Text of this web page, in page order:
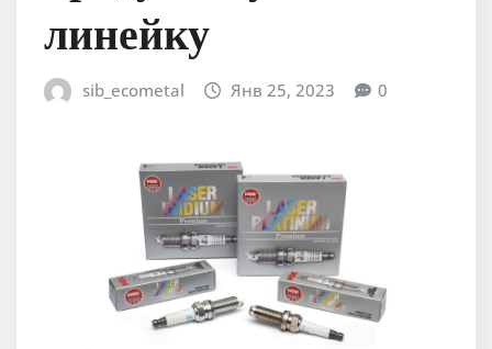
линейку
sib_ecometal Янв 25, 2023 0